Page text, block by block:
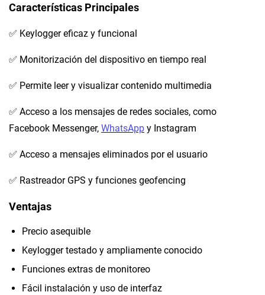
Características Principales
✅ Keylogger eficaz y funcional
✅ Monitorización del dispositivo en tiempo real
✅ Permite leer y visualizar contenido multimedia
✅ Acceso a los mensajes de redes sociales, como
Facebook Messenger, WhatsApp y Instagram
✅ Acceso a mensajes eliminados por el usuario
✅ Rastreador GPS y funciones geofencing
Ventajas
Precio asequible
Keylogger testado y ampliamente conocido
Funciones extras de monitoreo
Fácil instalación y uso de interfaz